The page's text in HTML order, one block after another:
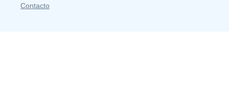
Contacto